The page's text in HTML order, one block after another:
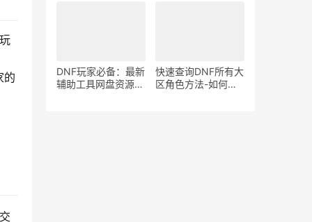
的
DNF玩家必备：最新
辅助工具网盘资源大
揭秘-DNF辅助工具
快速查询DNF所有大
区角色方法-如何查
看所有大区的游戏角